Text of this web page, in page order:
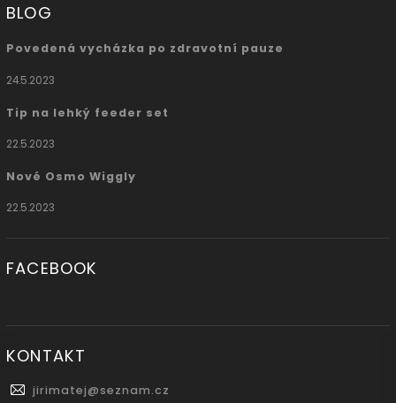
BLOG
Povedená vycházka po zdravotní pauze
24.5.2023
Tip na lehký feeder set
22.5.2023
Nové Osmo Wiggly
22.5.2023
FACEBOOK
KONTAKT
jirimatej@seznam.cz